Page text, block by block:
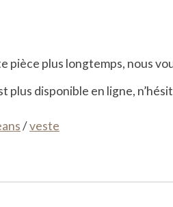
pièce plus longtemps, nous
plus disponible en ligne,
/veste